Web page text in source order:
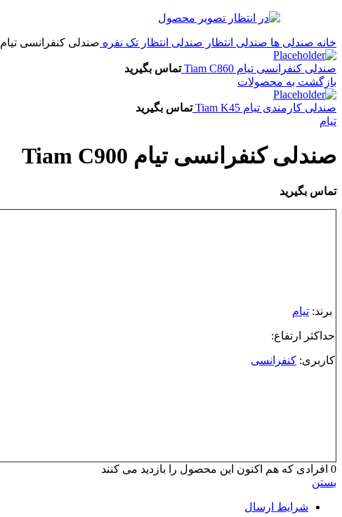
خانه صندلی ها صندلی انتظار صندلی انتظار تک نفره صندلی کنفرانسی تیام Tiam C900
صندلی کنفرانسی تیام Tiam C860
تماس بگیرید
بازگشت به محصولات
صندلی کارمندی تیام Tiam K45
تماس بگیرید
تیام
صندلی کنفرانسی تیام Tiam C900
تماس بگیرید
برند: تیام
حداکثر ارتفاع:
کاربری: کنفرانسی
0 افرادی که هم اکنون این محصول را بازدید می کنند
بستن
شرایط ارسال